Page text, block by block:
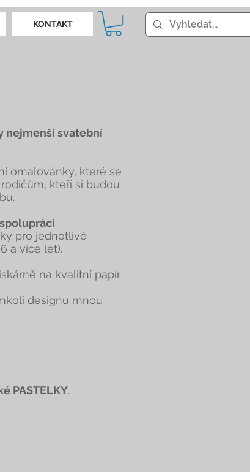
KONTAKT
nejmenší svatební
omalovánky, které se
kteří si budou
pro jednotlivé
a více let).
na kvalitní papír.
designu mnou
PASTELKY.